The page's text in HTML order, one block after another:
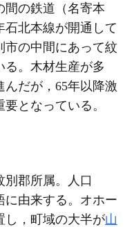
間の鉄道（名寄本
石北本線が開通して
市の中間にあって紋
る。木材生産が多
んだが，65年以降激
要となっている。
郡所属。人口
に由来する。オホー
し，町域の大半が山